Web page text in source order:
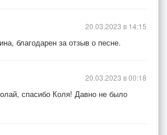
благодарен за отзыв о песне.
20.03.2023 в 14:15
спасибо Коля! Давно не было
20.03.2023 в 00:18